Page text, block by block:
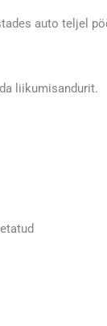
auto teljel
liikumisandurit.